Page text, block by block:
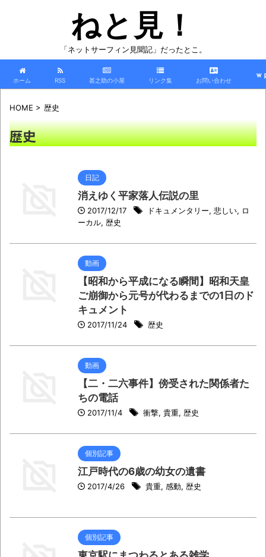
ねと見！
「ネットサーフィン見聞記」だったとこ。
ホーム RSS 甚之助の小屋 リンク集 お問い合わせ
ｗ
HOME > 歴史
歴史
日記
消えゆく平家落人伝説の里
2017/12/17 ドキュメンタリー, 悲しい, ロ
ーカル, 歴史
動画
【昭和から平成になる瞬間】昭和天皇
ご崩御から元号が代わるまでの1日のド
キュメント
2017/11/24 歴史
動画
【二・二六事件】傍受された関係者た
ちの電話
2017/11/4 衝撃, 貴重, 歴史
個別記事
江戸時代の6歳の幼女の遺書
2017/4/26 貴重, 感動, 歴史
個別記事